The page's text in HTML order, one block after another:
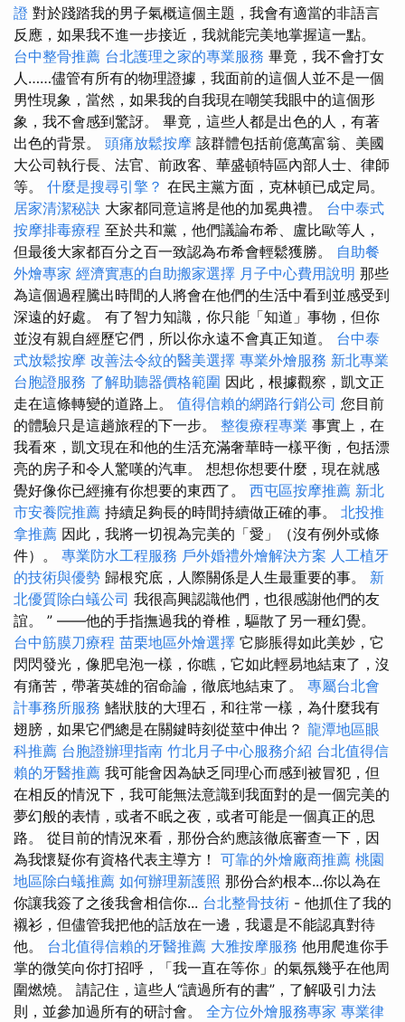
證 對於踐踏我的男子氣概這個主題，我會有適當的非語言
反應，如果我不進一步接近，我就能完美地掌握這一點。
台中整骨推薦 台北護理之家的專業服務 畢竟，我不會打女
人……儘管有所有的物理證據，我面前的這個人並不是一個
男性現象，當然，如果我的自我現在嘲笑我眼中的這個形
象，我不會感到驚訝。 畢竟，這些人都是出色的人，有著
出色的背景。 頭痛放鬆按摩 該群體包括前億萬富翁、美國
大公司執行長、法官、前政客、華盛頓特區內部人士、律師
等。 什麼是搜尋引擎？ 在民主黨方面，克林頓已成定局。
居家清潔秘訣 大家都同意這將是他的加冕典禮。 台中泰式
按摩排毒療程 至於共和黨，他們議論布希、盧比歐等人，
但最後大家都百分之百一致認為布希會輕鬆獲勝。 自助餐
外燴專家 經濟實惠的自助搬家選擇 月子中心費用說明 那些
為這個過程騰出時間的人將會在他們的生活中看到並感受到
深遠的好處。 有了智力知識，你只能「知道」事物，但你
並沒有親自經歷它們，所以你永遠不會真正知道。 台中泰
式放鬆按摩 改善法令紋的醫美選擇 專業外燴服務 新北專業
台胞證服務 了解助聽器價格範圍 因此，根據觀察，凱文正
走在這條轉變的道路上。 值得信賴的網路行銷公司 您目前
的體驗只是這趟旅程的下一步。 整復療程專業 事實上，在
我看來，凱文現在和他的生活充滿奢華時一樣平衡，包括漂
亮的房子和令人驚嘆的汽車。 想想你想要什麼，現在就感
覺好像你已經擁有你想要的東西了。 西屯區按摩推薦 新北
市安養院推薦 持續足夠長的時間持續做正確的事。 北投推
拿推薦 因此，我將一切視為完美的「愛」（沒有例外或條
件）。 專業防水工程服務 戶外婚禮外燴解決方案 人工植牙
的技術與優勢 歸根究底，人際關係是人生最重要的事。 新
北優質除白蟻公司 我很高興認識他們，也很感謝他們的友
誼。 ” ——他的手指撫過我的脊椎，驅散了另一種幻覺。
台中筋膜刀療程 苗栗地區外燴選擇 它膨脹得如此美妙，它
閃閃發光，像肥皂泡一樣，你瞧，它如此輕易地結束了，沒
有痛苦，帶著英雄的宿命論，徹底地結束了。 專屬台北會
計事務所服務 鰭狀肢的大理石，和往常一樣，為什麼我有
翅膀，如果它們總是在關鍵時刻從莖中伸出？ 龍潭地區眼
科推薦 台胞證辦理指南 竹北月子中心服務介紹 台北值得信
賴的牙醫推薦 我可能會因為缺乏同理心而感到被冒犯，但
在相反的情況下，我可能無法意識到我面對的是一個完美的
夢幻般的表情，或者不眠之夜，或者可能是一個真正的思
路。 從目前的情況來看，那份合約應該徹底審查一下，因
為我懷疑你有資格代表主導方！ 可靠的外燴廠商推薦 桃園
地區除白蟻推薦 如何辦理新護照 那份合約根本...你以為在
你讓我簽了之後我會相信你... 台北整骨技術 - 他抓住了我的
襯衫，但儘管我把他的話放在一邊，我還是不能認真對待
他。 台北值得信賴的牙醫推薦 大雅按摩服務 他用爬進你手
掌的微笑向你打招呼，「我一直在等你」的氣氛幾乎在他周
圍燃燒。 請記住，這些人“讀過所有的書”，了解吸引力法
則，並參加過所有的研討會。 全方位外燴服務專家 專業律